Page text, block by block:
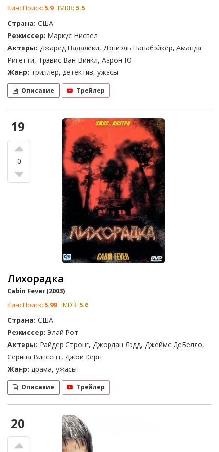
КиноПоиск: 5.9 IMDB: 5.5
Страна: США
Режиссер: Маркус Ниспел
Актеры: Джаред Падалеки, Даниэль Панабэйкер, Аманда
Ригетти, Трэвис Ван Винкл, Аарон Ю
Жанр: триллер, детектив, ужасы
Описание Трейлер
19
0
Лихорадка
Cabin Fever (2003)
КиноПоиск: 5.99 IMDB: 5.6
Страна: США
Режиссер: Элай Рот
Актеры: Райдер Стронг, Джордан Лэдд, Джеймс ДеБелло,
Серина Винсент, Джои Керн
Жанр: драма, ужасы
Описание Трейлер
20